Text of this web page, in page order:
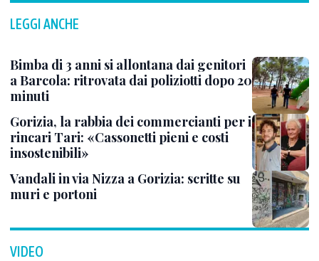
LEGGI ANCHE
Bimba di 3 anni si allontana dai genitori
a Barcola: ritrovata dai poliziotti dopo 20
minuti
Gorizia, la rabbia dei commercianti per i
rincari Tari: «Cassonetti pieni e costi
insostenibili»
Vandali in via Nizza a Gorizia: scritte su
muri e portoni
VIDEO